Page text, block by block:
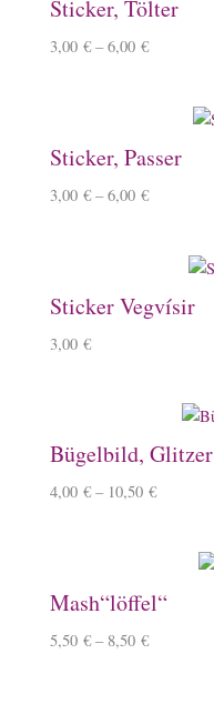
Sticker, Tölter
3,00 € –6,00 €
Sticker, Passer
3,00 € –6,00 €
Sticker Vegvísir
3,00 €
Bügelbild, Glitzer
4,00 € – 10,50 €
Mash“löffel“
5,50 € – 8,50 €